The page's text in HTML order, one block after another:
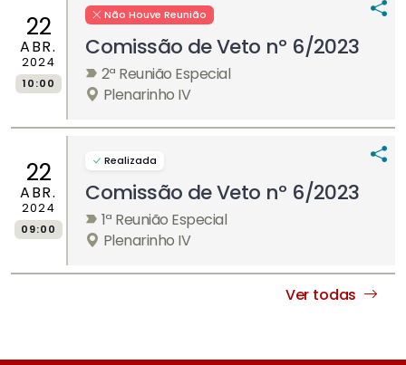
22
ABR.
2024
10:00
Não Houve Reunião
Comissão de Veto nº 6/2023
2ª Reunião Especial
Plenarinho IV
22
ABR.
2024
09:00
Realizada
Comissão de Veto nº 6/2023
1ª Reunião Especial
Plenarinho IV
Ver todas